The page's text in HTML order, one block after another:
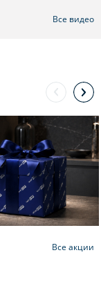
Все видео
Все акции